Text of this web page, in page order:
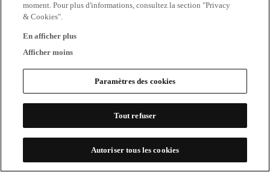
moment. Pour plus d'informations, consultez la section "Privacy
& Cookies".
En afficher plus
Afficher moins
Paramètres des cookies
Tout refuser
Autoriser tous les cookies